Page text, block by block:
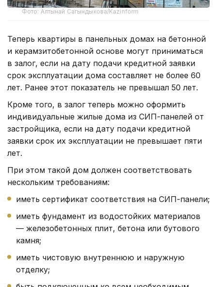
Фото: Алтынай Сагындыкова/Kazinform
Теперь квартиры в панельных домах на бетонной
и керамзитобетонной основе могут приниматься
в залог, если на дату подачи кредитной заявки
срок эксплуатации дома составляет не более 60
лет. Ранее этот показатель не превышал 50 лет.
Кроме того, в залог теперь можно оформить
индивидуальные жилые дома из СИП-панелей от
застройщика, если на дату подачи кредитной
заявки срок их эксплуатации не превышает пяти
лет.
При этом такой дом должен соответствовать
нескольким требованиям:
иметь сертификат соответствия на СИП-панели;
иметь фундамент из водостойких материалов
— железобетонных плит, бетона или бутового
камня;
иметь чистовую внутреннюю и наружную
отделку;